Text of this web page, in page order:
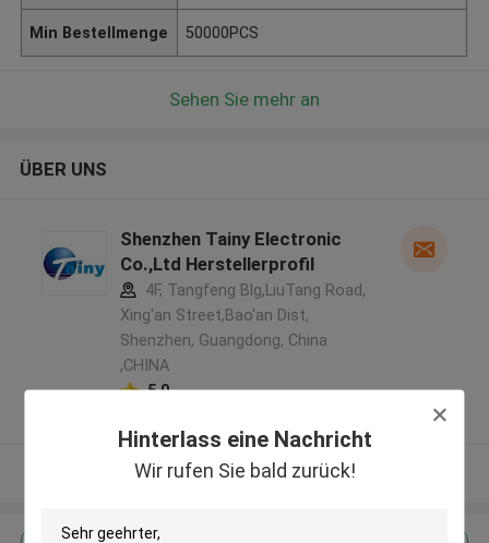
Hinterlass eine Nachricht
Wir rufen Sie bald zurück!
Min Bestellmenge 50000PCS
Sehen Sie mehr an
ÜBER UNS
Shenzhen Tainy Electronic
Co.,Ltd Herstellerprofil
4F, Tangfeng Blg,LiuTang Road,
Xing'an Street,Bao'an Dist,
Shenzhen, Guangdong, China
,CHINA
5.0
Sehen Sie mehr an